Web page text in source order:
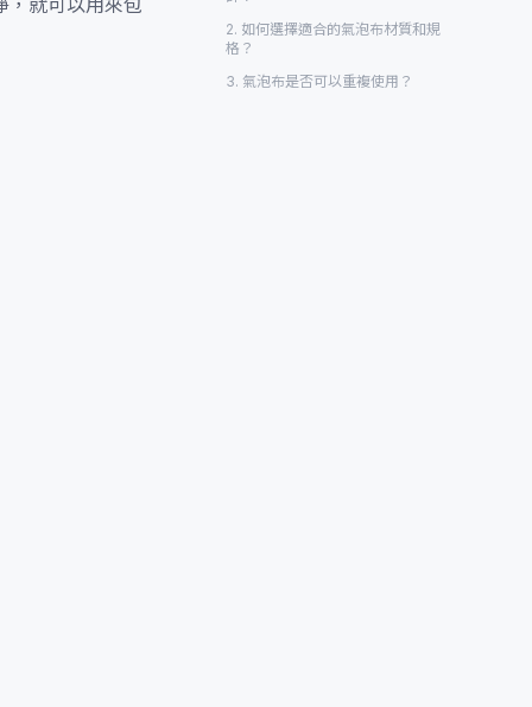
，就可以用來包
2. 如何選擇適合的氣泡布材質和規
格？
3. 氣泡布是否可以重複使用？